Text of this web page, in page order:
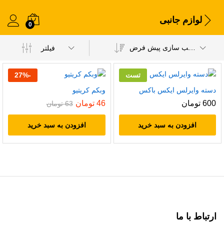
لوازم جانبی 0
فیلتر
تست
دسته وایرلس ایکس باکس
600 تومان
افزودن به سبد خرید
-
27%
وبکم کریتیو
46 تومان 63 تومان
افزودن به سبد خرید
ارتباط با ما